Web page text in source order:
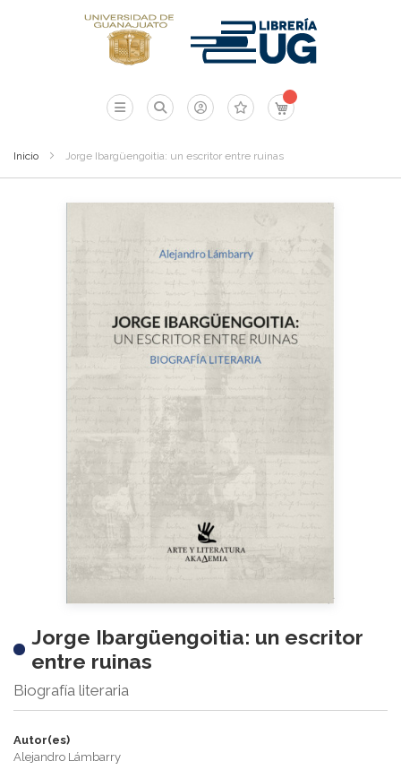
Mi carrito
Inicio Jorge Ibargüengoitia: un escritor entre ruinas
Jorge Ibargüengoitia: un escritor
entre ruinas
Biografía literaria
Autor(es)
Alejandro Lámbarry